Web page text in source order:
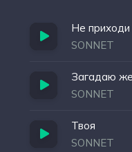
Не приходи
SONNET
Загадаю
SONNET
Твоя
SONNET